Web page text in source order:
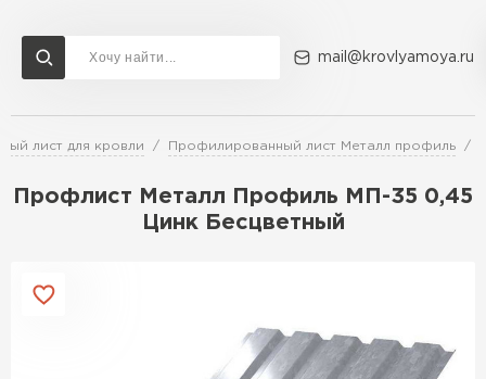
mail@krovlyamoya.ru
лист для кровли Профилированный лист Металл профиль
Профлист Металл Профиль МП-35 0,45
Цинк Бесцветный
Сервисы расчета
Расчет штакетника для забора
Расчет водостока
Расчет фальцевой кровли
Расчет кровли из металлочерепицы
Доставка Контакты